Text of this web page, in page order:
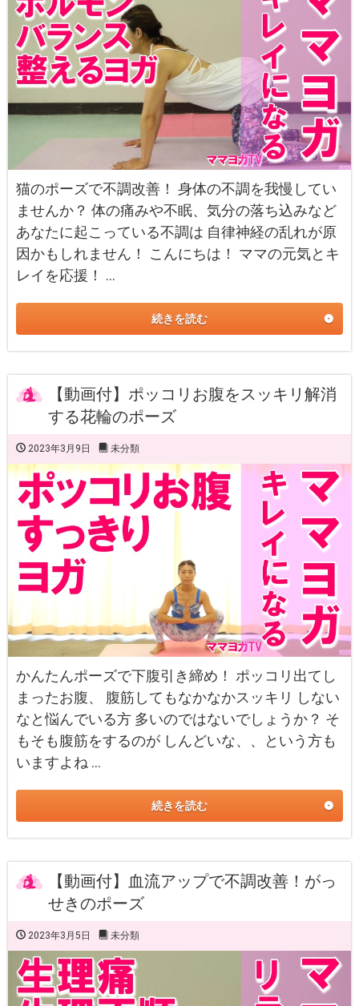
猫のポーズで不調改善！ 身体の不調を我慢してい
ませんか？ 体の痛みや不眠、気分の落ち込みなど
あなたに起こっている不調は 自律神経の乱れが原
因かもしれません！ こんにちは！ ママの元気とキ
レイを応援！ …
続きを読む
【動画付】ポッコリお腹をスッキリ解消
する花輪のポーズ
2023年3月9日 未分類
かんたんポーズで下腹引き締め！ ポッコリ出てし
まったお腹、 腹筋してもなかなかスッキリ しない
なと悩んでいる方 多いのではないでしょうか？ そ
もそも腹筋をするのが しんどいな、、という方も
いますよね …
続きを読む
【動画付】血流アップで不調改善！がっ
せきのポーズ
2023年3月5日 未分類